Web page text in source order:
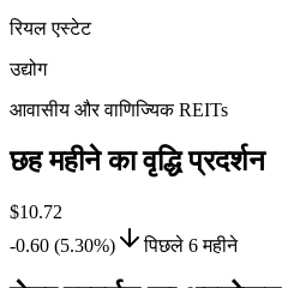
रियल एस्टेट
उद्योग
आवासीय और वाणिज्यिक REITs
छह महीने का वृद्धि प्रदर्शन
$10.72
-0.60 (5.30%)
पिछले 6 महीने